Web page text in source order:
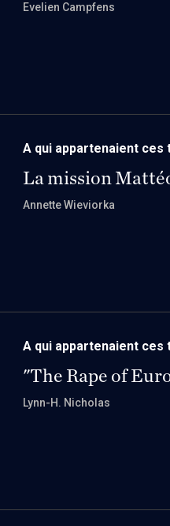
Evelien Campfens
A qui appartenaient ces
La mission
Annette Wieviorka
A qui appartenaient ces
"The Rape of
Lynn-H. Nicholas